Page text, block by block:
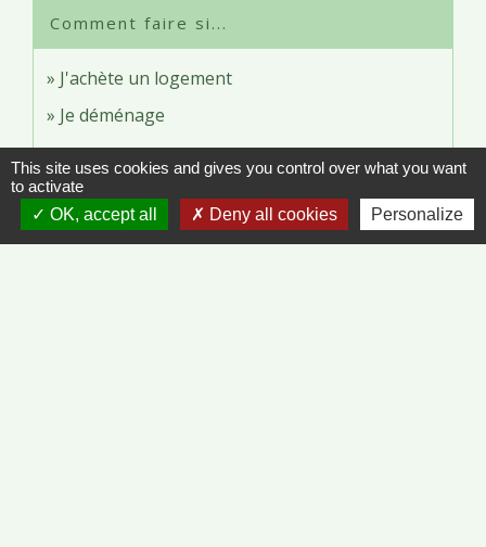
Comment faire si...
J'achète un logement
Je déménage
Signaler une erreur sur cette page
This site uses cookies and gives you control over what you want
to activate
OK, accept all
Deny all cookies Personalize